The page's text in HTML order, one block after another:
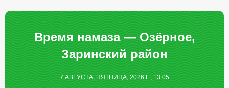
Время намаза — Озёрное,
Заринский район
7 АВГУСТА, ПЯТНИЦА, 2026 Г., 13:05